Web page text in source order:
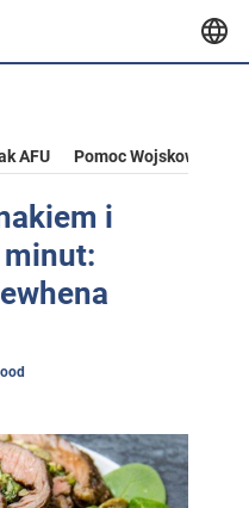
AFU Pomoc Wojskowa Dla
i